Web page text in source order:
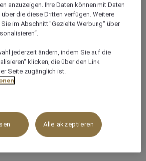
Tagungen, kleine
Lehrgänge und flexible
Aussenbereich
anzuzeigen. Ihre Daten können mit Daten
die diese Dritten verfügen. Weitere
im Abschnitt "Gezielte Werbung“ über
jederzeit ändern, indem Sie auf die
klicken, die über den Link
Seite zugänglich ist.
Alle akzeptieren